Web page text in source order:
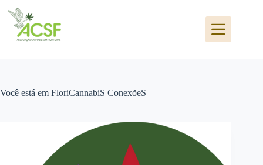
para
conteúdo
Você está em FloriCannabiS ConexõeS